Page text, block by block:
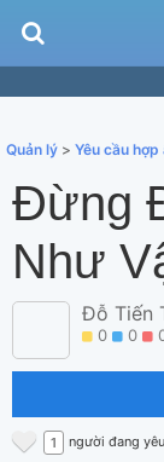
Điệu bài
Tìm theo
Yêu cầu
Quản lý > Yêu cầu hợp
Đừng
Như
Đỗ Tiến
0 0
1 người đang